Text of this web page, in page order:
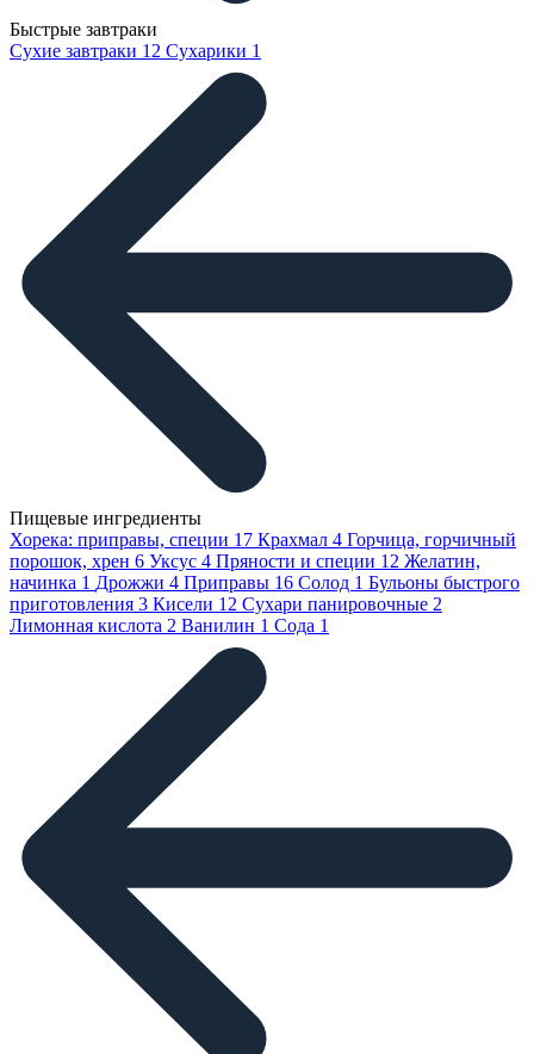
Быстрые завтраки
Сухие завтраки 12 Сухарики 1
Пищевые ингредиенты
Хорека: приправы, специи 17 Крахмал 4 Горчица, горчичный
порошок, хрен 6 Уксус 4 Пряности и специи 12 Желатин,
начинка 1 Дрожжи 4 Приправы 16 Солод 1 Бульоны быстрого
приготовления 3 Кисели 12 Сухари панировочные 2
Лимонная кислота 2 Ванилин 1 Сода 1